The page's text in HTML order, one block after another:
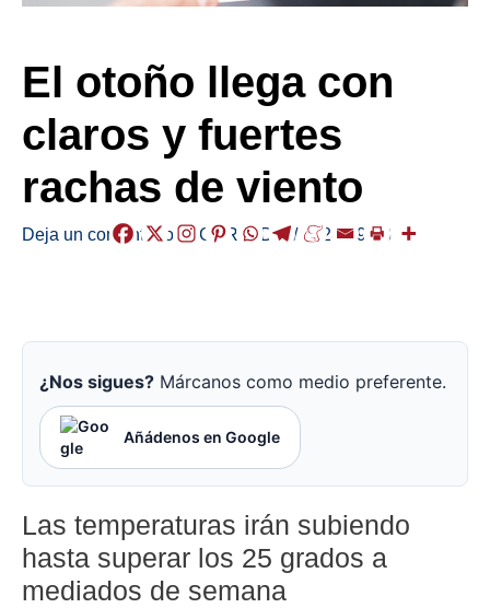
El otoño llega con
claros y fuertes
rachas de viento
Deja un comentario /EGURALDIA/ 2024-09-23
¿Nos sigues? Márcanos como medio preferente.
Añádenos en Google
Las temperaturas irán subiendo
hasta superar los 25 grados a
mediados de semana